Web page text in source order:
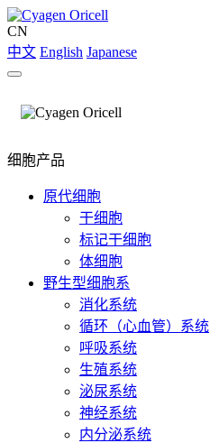
CN
中文 English Japanese
细胞产品
原代细胞
干细胞
标记干细胞
体细胞
野生型细胞系
消化系统
循环（心血管）系统
呼吸系统
生殖系统
泌尿系统
神经系统
内分泌系统